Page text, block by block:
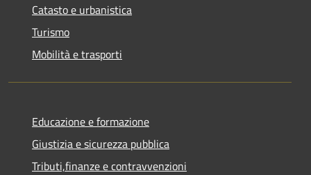
Catasto e urbanistica
Turismo
Mobilità e trasporti
Educazione e formazione
Giustizia e sicurezza pubblica
Tributi,finanze e contravvenzioni